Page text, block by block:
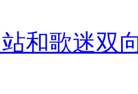
和歌迷双